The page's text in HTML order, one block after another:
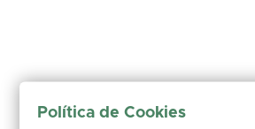
Política de Cookies